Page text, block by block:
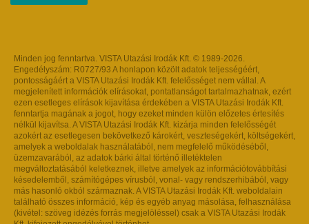
Minden jog fenntartva. VISTA Utazási Irodák Kft. © 1989-2026.
Engedélyszám: R0727/93 A honlapon közölt adatok teljességéért,
pontosságáért a VISTA Utazási Irodák Kft. felelősséget nem vállal. A
megjelenített információk elírásokat, pontatlanságot tartalmazhatnak, ezért
ezen esetleges elírások kijavítása érdekében a VISTA Utazási Irodák Kft.
fenntartja magának a jogot, hogy ezeket minden külön előzetes értesítés
nélkül kijavítsa. A VISTA Utazási Irodák Kft. kizárja minden felelősségét
azokért az esetlegesen bekövetkező károkért, veszteségekért, költségekért,
amelyek a weboldalak használatából, nem megfelelő működéséből,
üzemzavarából, az adatok bárki által történő illetéktelen
megváltoztatásából keletkeznek, illetve amelyek az információtovábbítási
késedelemből, számítógépes vírusból, vonal- vagy rendszerhibából, vagy
más hasonló okból származnak. A VISTA Utazási Irodák Kft. weboldalain
található összes információ, kép és egyéb anyag másolása, felhasználása
(kivétel: szöveg idézés forrás megjelöléssel) csak a VISTA Utazási Irodák